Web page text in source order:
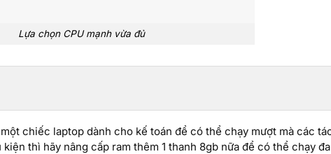
Lựa chọn CPU mạnh vừa đủ
chiếc laptop dành cho kế toán để có thể chạy mượt mà các
thì hãy nâng cấp ram thêm 1 thanh 8gb nữa để có thể chạy